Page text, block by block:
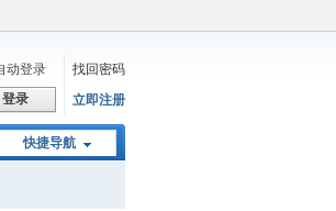
动登录
找回密码
登录 立即注册
快捷导航